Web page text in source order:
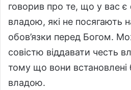
говорив про те, що у вас є
владою, які не посягають
обов’язки перед Богом.
совістю віддавати честь
тому що вони
владою.